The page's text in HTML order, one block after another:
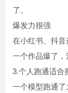
了。
爆发力很强
在小红书、抖
一个作品爆了，
3.个人跑通适合
一个模型跑通